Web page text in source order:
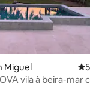
Miguel 5
vila à beira-mar